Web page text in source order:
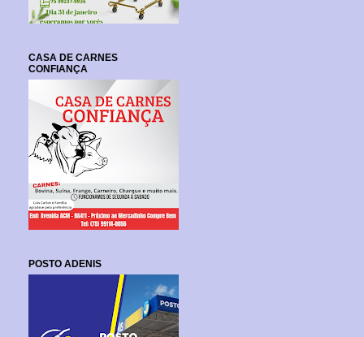
CASA DE CARNES
CONFIANÇA
POSTO ADENIS